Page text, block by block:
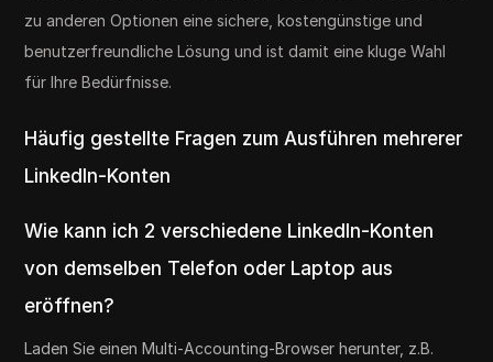
zu anderen Optionen eine sichere, kostengünstige und
benutzerfreundliche Lösung und ist damit eine kluge Wahl
für Ihre Bedürfnisse.
Häufig gestellte Fragen zum Ausführen mehrerer
LinkedIn-Konten
Wie kann ich 2 verschiedene LinkedIn-Konten
von demselben Telefon oder Laptop aus
eröffnen?
Laden Sie einen Multi-Accounting-Browser herunter, z.B.